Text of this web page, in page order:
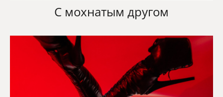
С мохнатым другом